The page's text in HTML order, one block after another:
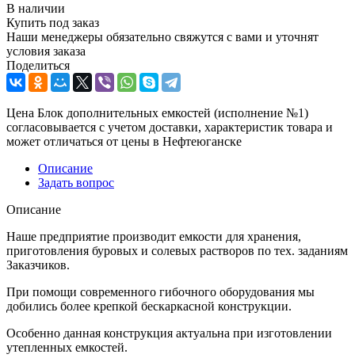
В наличии
Купить под заказ
Наши менеджеры обязательно свяжутся с вами и уточнят
условия заказа
Поделиться
Цена Блок дополнительных емкостей (исполнение №1)
согласовывается с учетом доставки, характеристик товара и
может отличаться от цены в Нефтеюганске
Описание
Задать вопрос
Описание
Наше предприятие производит емкости для хранения,
приготовления буровых и солевых растворов по тех. заданиям
Заказчиков.
При помощи современного гибочного оборудования мы
добились более крепкой бескаркасной конструкции.
Особенно данная конструкция актуальна при изготовлении
утепленных емкостей.